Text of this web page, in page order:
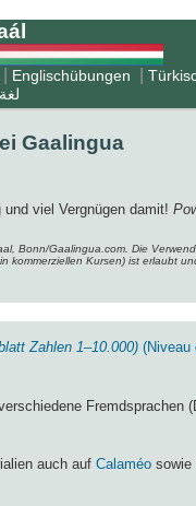
Englischübungen
Gaalingua
viel Vergnügen damit!
Bonn/Gaalingua.com. Die
kommerziellen Kursen) ist erlaubt
Zahlen 1–10.000) (Niveau
Fremdsprachen
auch auf Calaméo sowie